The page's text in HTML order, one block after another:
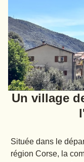
Un village
Située dans le
région Corse, la